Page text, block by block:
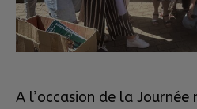
A l’occasion de la Journée